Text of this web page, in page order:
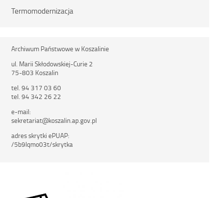
Termomodernizacja
Archiwum Państwowe w Koszalinie
ul. Marii Skłodowskiej-Curie 2
75-803 Koszalin
tel. 94 317 03 60
tel. 94 342 26 22
e-mail:
sekretariat@koszalin.ap.gov.pl
adres skrytki ePUAP:
/5b9lqmo03t/skrytka